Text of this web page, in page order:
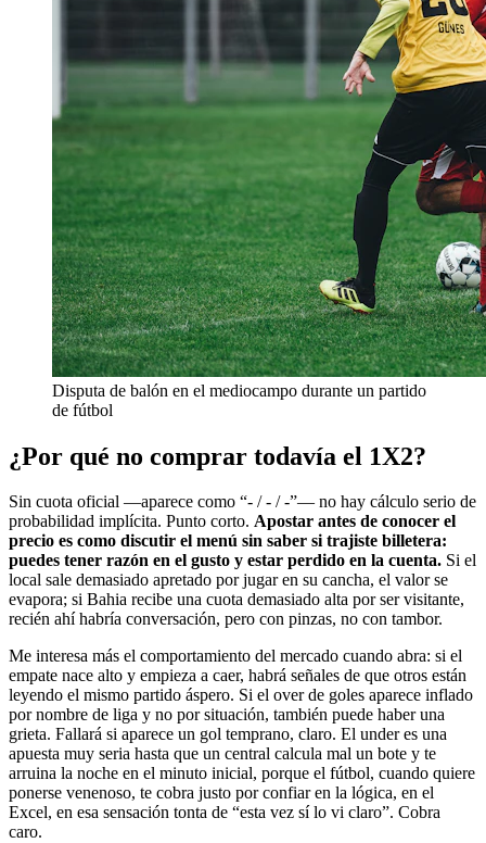
Disputa de balón en el mediocampo durante un partido
de fútbol
¿Por qué no comprar todavía el 1X2?
Sin cuota oficial —aparece como “- / - / -”— no hay cálculo serio de
probabilidad implícita. Punto corto. Apostar antes de conocer el
precio es como discutir el menú sin saber si trajiste billetera:
puedes tener razón en el gusto y estar perdido en la cuenta. Si el
local sale demasiado apretado por jugar en su cancha, el valor se
evapora; si Bahia recibe una cuota demasiado alta por ser visitante,
recién ahí habría conversación, pero con pinzas, no con tambor.
Me interesa más el comportamiento del mercado cuando abra: si el
empate nace alto y empieza a caer, habrá señales de que otros están
leyendo el mismo partido áspero. Si el over de goles aparece inflado
por nombre de liga y no por situación, también puede haber una
grieta. Fallará si aparece un gol temprano, claro. El under es una
apuesta muy seria hasta que un central calcula mal un bote y te
arruina la noche en el minuto inicial, porque el fútbol, cuando quiere
ponerse venenoso, te cobra justo por confiar en la lógica, en el
Excel, en esa sensación tonta de “esta vez sí lo vi claro”. Cobra
caro.